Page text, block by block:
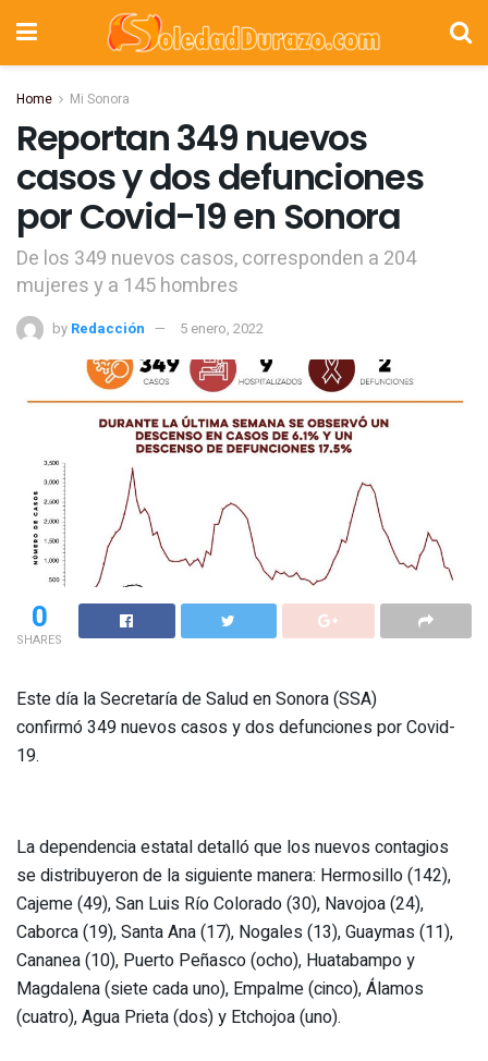
Home Mi Sonora
Reportan 349 nuevos
casos y dos defunciones
por Covid-19 en Sonora
De los 349 nuevos casos, corresponden a 204
mujeres y a 145 hombres
by Redacción 5 enero, 2022
0
SHARES
Este día la Secretaría de Salud en Sonora (SSA)
confirmó 349 nuevos casos y dos defunciones por Covid-
19.
La dependencia estatal detalló que los nuevos contagios
se distribuyeron de la siguiente manera: Hermosillo (142),
Cajeme (49), San Luis Río Colorado (30), Navojoa (24),
Caborca (19), Santa Ana (17), Nogales (13), Guaymas (11),
Cananea (10), Puerto Peñasco (ocho), Huatabampo y
Magdalena (siete cada uno), Empalme (cinco), Álamos
(cuatro), Agua Prieta (dos) y Etchojoa (uno).